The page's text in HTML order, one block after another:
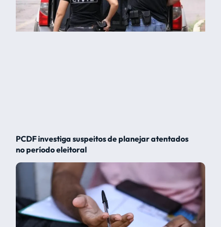
PCDF investiga suspeitos de planejar atentados
no período eleitoral